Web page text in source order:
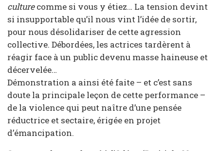
culturecomme si vous y étiez… La tension devint
si insupportable qu’il nous vint l’idée de sortir,
pour nous désolidariser de cette agression
collective. Débordées, les actrices tardèrent à
réagir face à un public devenu masse haineuse et
décervelée…
Démonstration a ainsi été faite – et c’est sans
doute la principale leçon de cette performance –
de la violence qui peut naître d’une pensée
réductrice et sectaire, érigée en projet
d’émancipation.